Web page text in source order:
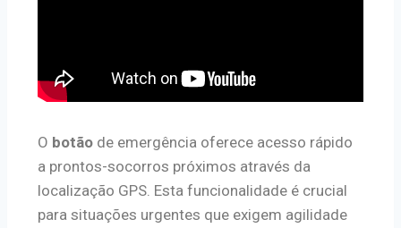
O botão de emergência oferece acesso rápido
a prontos-socorros próximos através da
localização GPS. Esta funcionalidade é crucial
para situações urgentes que exigem agilidade